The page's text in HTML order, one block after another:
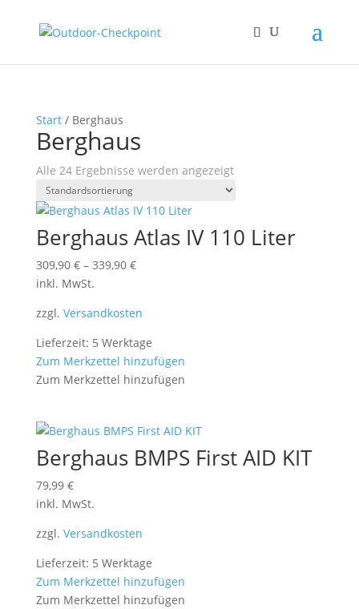
Start/ Berghaus
Berghaus
Alle 24 Ergebnisse werden angezeigt
Berghaus Atlas IV 110 Liter
309,90 €– 339,90 €
inkl. MwSt.
zzgl. Versandkosten
Lieferzeit: 5 Werktage
Zum Merkzettel hinzufügen
Zum Merkzettel hinzufügen
Berghaus BMPS First AID KIT
79,99 €
inkl. MwSt.
zzgl. Versandkosten
Lieferzeit: 5 Werktage
Zum Merkzettel hinzufügen
Zum Merkzettel hinzufügen